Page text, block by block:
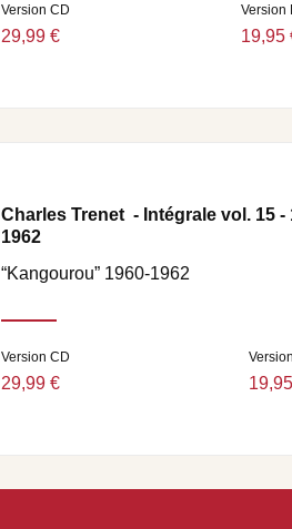
Version CD
29,99 €
Version
19,95
Charles Trenet - Intégrale vol. 15 -
1962
“Kangourou” 1960-1962
Version CD
29,99 €